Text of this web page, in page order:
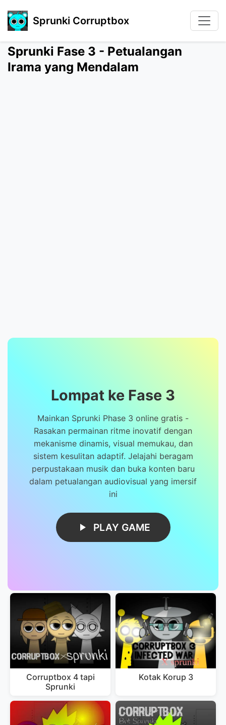
Sprunki Corruptbox
Sprunki Fase 3 - Petualangan
Irama yang Mendalam
Lompat ke Fase 3
Mainkan Sprunki Phase 3 online gratis -
Rasakan permainan ritme inovatif dengan
mekanisme dinamis, visual memukau, dan
sistem kesulitan adaptif. Jelajahi beragam
perpustakaan musik dan buka konten baru
dalam petualangan audiovisual yang imersif
ini
PLAY GAME
Corruptbox 4 tapi
Sprunki
Kotak Korup 3